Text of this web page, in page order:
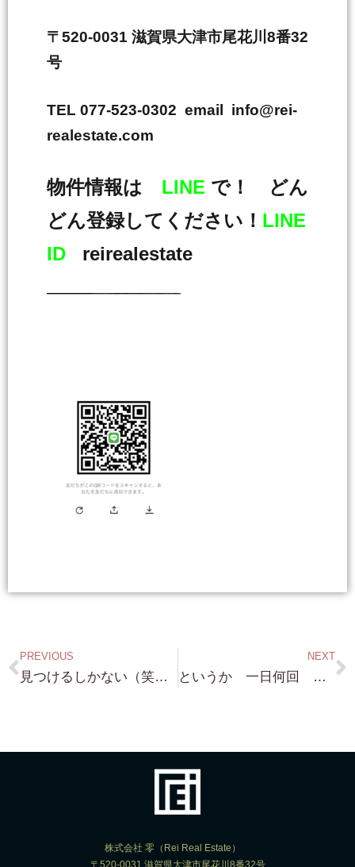
〒520-0031 滋賀県大津市尾花川8番32
号
TEL 077-523-0302 email info@rei-
realestate.com
物件情報は LINE で！ どん
どん登録してください！ LINE
ID reirealestate
PREVIOUS
見つけるしかない（笑）一番 需要の多い 2,000万円台から3,000万円台の 琵琶湖浜付き物件！・・・使ってない物件 売ってください！（笑）
NEXT
というか 一日何回 近江舞子・蓬莱往復するのっ（笑）て感じの 毎日です 琵琶湖浜付き物件 調査！・・色々 調べないとなんです。
株式会社 零（Rei Real Estate）
〒520-0031 滋賀県大津市尾花川8番32号